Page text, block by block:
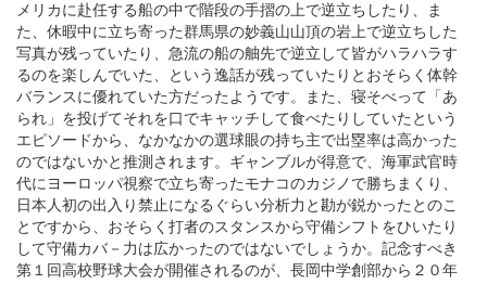
メリカに赴任する船の中で階段の手摺の上で逆立ちしたり、ま
た、休暇中に立ち寄った群馬県の妙義山山頂の岩上で逆立ちした
写真が残っていたり、急流の船の舳先で逆立して皆がハラハラす
るのを楽しんでいた、という逸話が残っていたりとおそらく体幹
バランスに優れていた方だったようです。また、寝そべって「あ
られ」を投げてそれを口でキャッチして食べたりしていたという
エピソードから、なかなかの選球眼の持ち主で出塁率は高かった
のではないかと推測されます。ギャンブルが得意で、海軍武官時
代にヨーロッパ視察で立ち寄ったモナコのカジノで勝ちまくり、
日本人初の出入り禁止になるぐらい分析力と勘が鋭かったとのこ
とですから、おそらく打者のスタンスから守備シフトをひいたり
して守備カバ－力は広かったのではないでしょうか。記念すべき
第１回高校野球大会が開催されるのが、長岡中学創部から２０年